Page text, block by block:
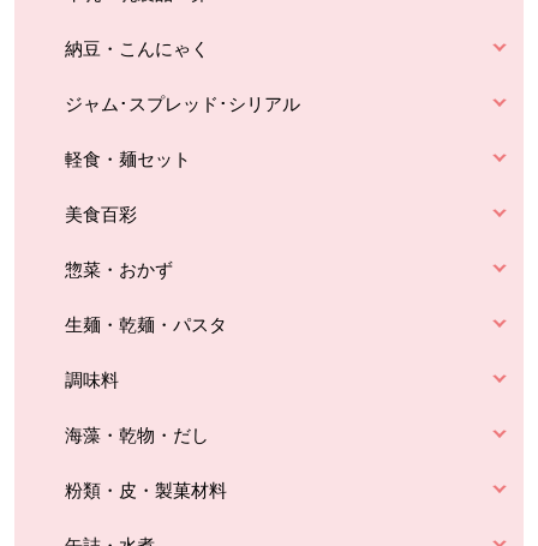
納豆・こんにゃく
ジャム･スプレッド･シリアル
軽食・麺セット
美食百彩
惣菜・おかず
生麺・乾麺・パスタ
調味料
海藻・乾物・だし
粉類・皮・製菓材料